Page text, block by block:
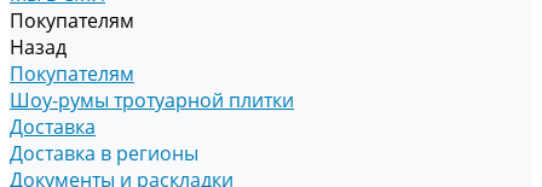
Покупателям
Назад
Покупателям
Шоу-румы тротуарной плитки
Доставка
Доставка в регионы
Документы и раскладки